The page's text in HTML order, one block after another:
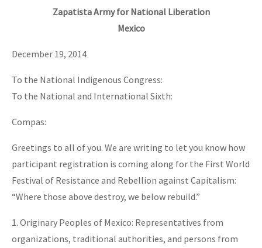
Medios Libres
Contacto
Zapatista Army for National Liberation
Mexico
December 19, 2014
To the National Indigenous Congress:
To the National and International Sixth:
Compas:
Greetings to all of you. We are writing to let you know how
participant registration is coming along for the First World
Festival of Resistance and Rebellion against Capitalism:
“Where those above destroy, we below rebuild.”
1. Originary Peoples of Mexico: Representatives from
organizations, traditional authorities, and persons from